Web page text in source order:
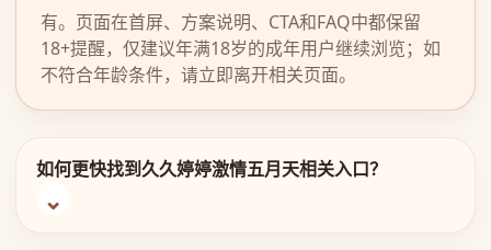
有。页面在首屏、方案说明、CTA和FAQ中都保留
18+提醒，仅建议年满18岁的成年用户继续浏览；如
不符合年龄条件，请立即离开相关页面。
如何更快找到久久婷婷激情五月天相关入口？